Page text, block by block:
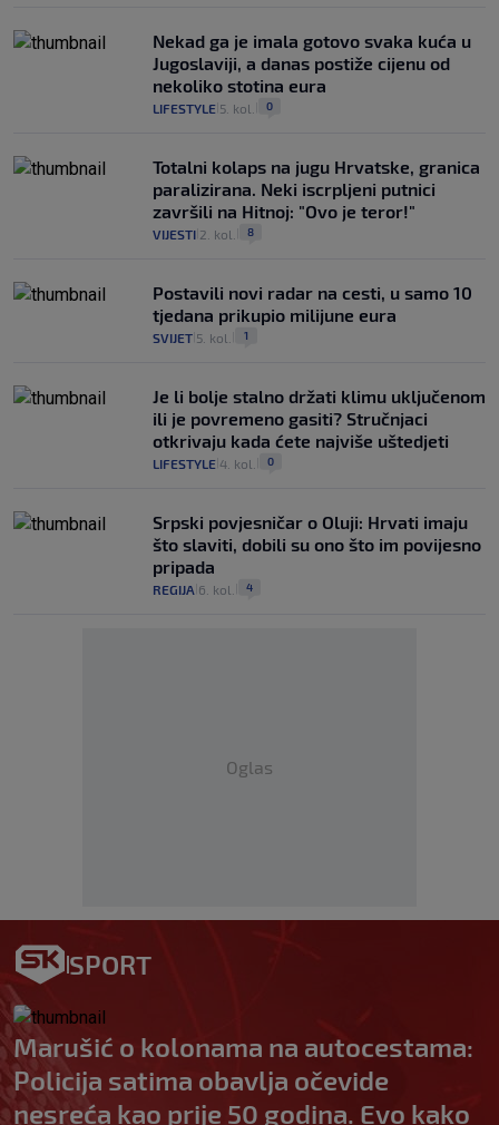
Nekad ga je imala gotovo svaka kuća u
Jugoslaviji, a danas postiže cijenu od
nekoliko stotina eura
LIFESTYLE 5. kol. 0
Totalni kolaps na jugu Hrvatske, granica
paralizirana. Neki iscrpljeni putnici
završili na Hitnoj: "Ovo je teror!"
VIJESTI 2. kol. 8
Postavili novi radar na cesti, u samo 10
tjedana prikupio milijune eura
SVIJET 5. kol. 1
Je li bolje stalno držati klimu uključenom
ili je povremeno gasiti? Stručnjaci
otkrivaju kada ćete najviše uštedjeti
LIFESTYLE 4. kol. 0
Srpski povjesničar o Oluji: Hrvati imaju
što slaviti, dobili su ono što im povijesno
pripada
REGIJA 6. kol. 4
Oglas
SPORT
Marušić o kolonama na autocestama:
Policija satima obavlja očevide
nesreća kao prije 50 godina. Evo kako